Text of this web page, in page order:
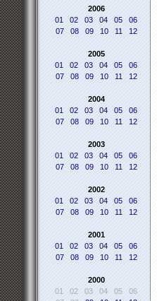
2006
01
02 03 04 05
06
07
08 09 10 11 12
2005
01
02 03 04 05
06
07
08 09 10 11 12
2004
01
02 03 04 05
06
07
08 09 10 11 12
2003
01
02 03 04 05
06
07
08 09 10 11 12
2002
01
02 03 04 05
06
07
08 09 10 11 12
2001
01
02 03 04 05
06
07
08 09 10 11 12
2000
01
02 03 04 05
06